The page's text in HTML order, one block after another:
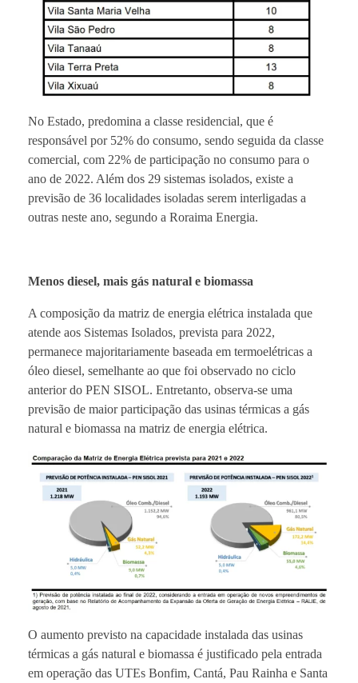
No Estado, predomina a classe residencial, que é
responsável por 52% do consumo, sendo seguida da classe
comercial, com 22% de participação no consumo para o
ano de 2022. Além dos 29 sistemas isolados, existe a
previsão de 36 localidades isoladas serem interligadas a
outras neste ano, segundo a Roraima Energia.
Menos diesel, mais gás natural e biomassa
A composição da matriz de energia elétrica instalada que
atende aos Sistemas Isolados, prevista para 2022,
permanece majoritariamente baseada em termoelétricas a
óleo diesel, semelhante ao que foi observado no ciclo
anterior do PEN SISOL. Entretanto, observa-se uma
previsão de maior participação das usinas térmicas a gás
natural e biomassa na matriz de energia elétrica.
O aumento previsto na capacidade instalada das usinas
térmicas a gás natural e biomassa é justificado pela entrada
em operação das UTEs Bonfim, Cantá, Pau Rainha e Santa